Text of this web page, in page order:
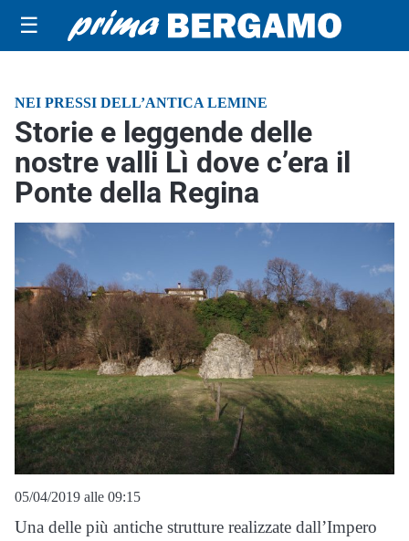
☰
NEI PRESSI DELL’ANTICA LEMINE
Storie e leggende delle
nostre valli Lì dove c’era il
Ponte della Regina
05/04/2019 alle 09:15
Una delle più antiche strutture realizzate dall’Impero